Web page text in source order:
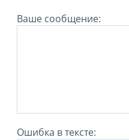
Ваше сообщение:
Ошибка в тексте: